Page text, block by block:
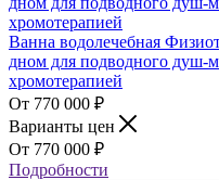
Ванна водолечебная
дном для подводного душ-
хромотерапией
770 000 ₽
Варианты цен
770 000 ₽
Подробности